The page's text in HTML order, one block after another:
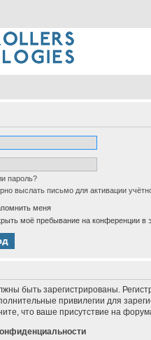
пароль?
выслать письмо для активации
меня
моё пребывание на конференции в
быть зарегистрированы.
привилегии для
что ваше присутствие на